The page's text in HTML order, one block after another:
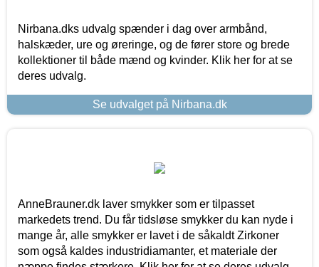
Nirbana.dks udvalg spænder i dag over armbånd,
halskæder, ure og øreringe, og de fører store og brede
kollektioner til både mænd og kvinder. Klik her for at se
deres udvalg.
Se udvalget på Nirbana.dk
AnneBrauner.dk laver smykker som er tilpasset
markedets trend. Du får tidsløse smykker du kan nyde i
mange år, alle smykker er lavet i de såkaldt Zirkoner
som også kaldes industridiamanter, et materiale der